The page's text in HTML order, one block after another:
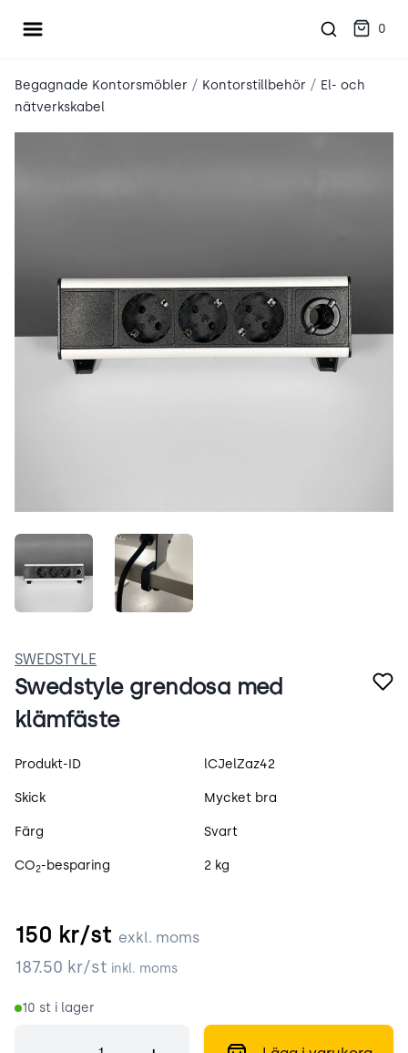
Öppna meny 0
Begagnade Kontorsmöbler / Kontorstillbehör / El- och
nätverkskabel
RP-JSaCEB3Dd.jpegpqOAEKNC8SWg.jpeg
SWEDSTYLE
Swedstyle grendosa med
klämfäste
Produktspecifikation
Produkt-ID lCJelZaz42
Skick Mycket bra
Färg Svart
CO2-besparing 2 kg
150 kr/st exkl. moms
187.50 kr/st inkl. moms
10 st i lager